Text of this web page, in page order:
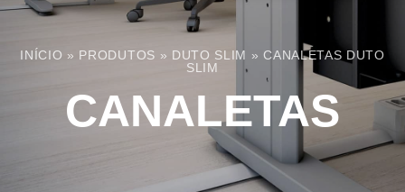
INÍCIO » PRODUTOS » DUTO SLIM » CANALETAS DUTO
SLIM
CANALETAS